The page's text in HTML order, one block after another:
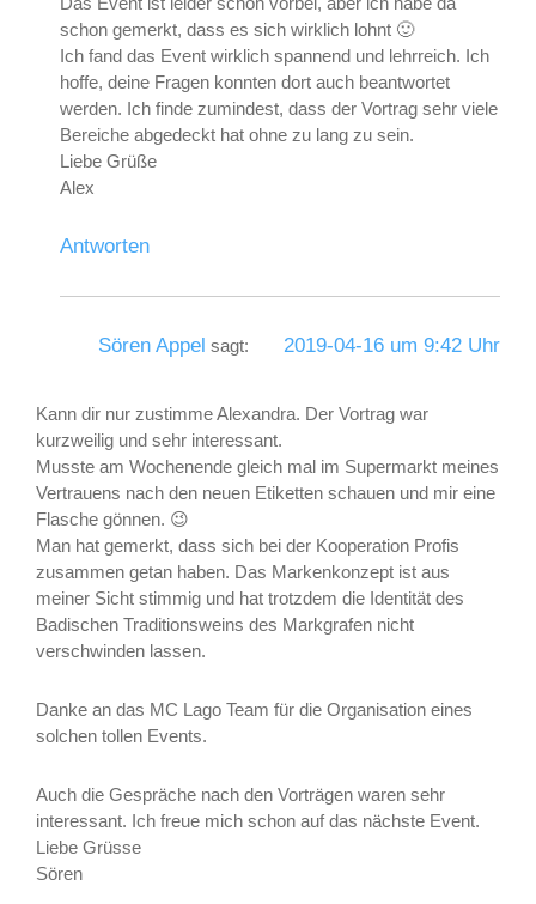
schon gemerkt, dass es sich wirklich lohnt 🙂
Ich fand das Event wirklich spannend und lehrreich. Ich
hoffe, deine Fragen konnten dort auch beantwortet
werden. Ich finde zumindest, dass der Vortrag sehr viele
Bereiche abgedeckt hat ohne zu lang zu sein.
Liebe Grüße
Alex
Antworten
Sören Appel sagt: 2019-04-16 um 9:42 Uhr
Kann dir nur zustimme Alexandra. Der Vortrag war
kurzweilig und sehr interessant.
Musste am Wochenende gleich mal im Supermarkt meines
Vertrauens nach den neuen Etiketten schauen und mir eine
Flasche gönnen. 😉
Man hat gemerkt, dass sich bei der Kooperation Profis
zusammen getan haben. Das Markenkonzept ist aus
meiner Sicht stimmig und hat trotzdem die Identität des
Badischen Traditionsweins des Markgrafen nicht
verschwinden lassen.
Danke an das MC Lago Team für die Organisation eines
solchen tollen Events.
Auch die Gespräche nach den Vorträgen waren sehr
interessant. Ich freue mich schon auf das nächste Event.
Liebe Grüsse
Sören